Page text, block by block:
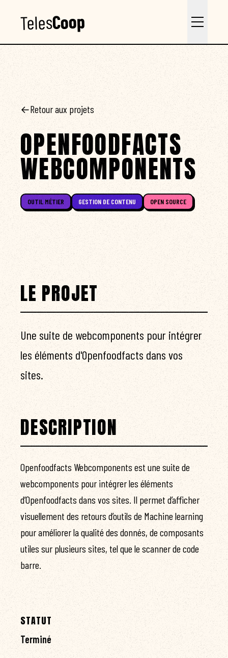
TelesCoop
←Retour aux projets
OPENFOODFACTS
WEBCOMPONENTS
OUTIL MÉTIER GESTION DE CONTENU OPEN SOURCE
LE PROJET
Une suite de webcomponents pour intégrer
les éléments d'Openfoodfacts dans vos
sites.
DESCRIPTION
Openfoodfacts Webcomponents est une suite de
webcomponents pour intégrer les éléments
d’Openfoodfacts dans vos sites. Il permet d’afficher
visuellement des retours d’outils de Machine learning
pour améliorer la qualité des donnés, de composants
utiles sur plusieurs sites, tel que le scanner de code
barre.
STATUT
Terminé